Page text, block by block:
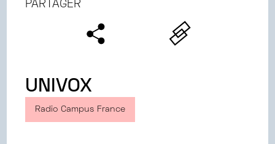
PARTAGER
UNIVOX
Radio Campus France